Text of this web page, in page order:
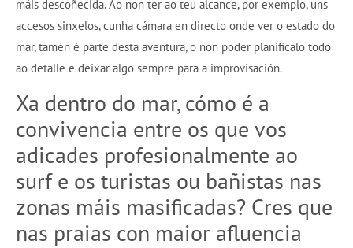
máis descoñecida. Ao non ter ao teu alcance, por exemplo, uns
accesos sinxelos, cunha cámara en directo onde ver o estado do
mar, tamén é parte desta aventura, o non poder planificalo todo
ao detalle e deixar algo sempre para a improvisación.
Xa dentro do mar, cómo é a
convivencia entre os que vos
adicades profesionalmente ao
surf e os turistas ou bañistas nas
zonas máis masificadas? Cres que
nas praias con maior afluencia